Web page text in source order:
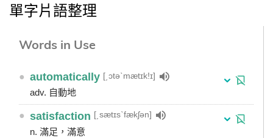
單字片語整理
Words in Use
● automatically [͵ɔtəˋmætɪk!ɪ]
adv. 自動地
● satisfaction [͵sætɪsˋfækʃən]
n. 滿足，滿意